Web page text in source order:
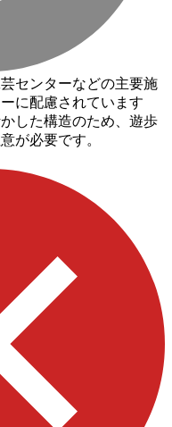
センターなどの主要施
に配慮されています
した構造のため、遊歩
が必要です。